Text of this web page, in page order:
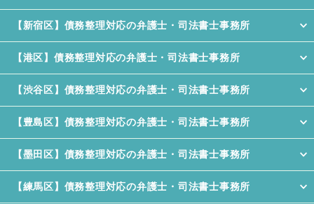
【新宿区】債務整理対応の弁護士・司法書士事務所
【港区】債務整理対応の弁護士・司法書士事務所
【渋谷区】債務整理対応の弁護士・司法書士事務所
【豊島区】債務整理対応の弁護士・司法書士事務所
【墨田区】債務整理対応の弁護士・司法書士事務所
【練馬区】債務整理対応の弁護士・司法書士事務所